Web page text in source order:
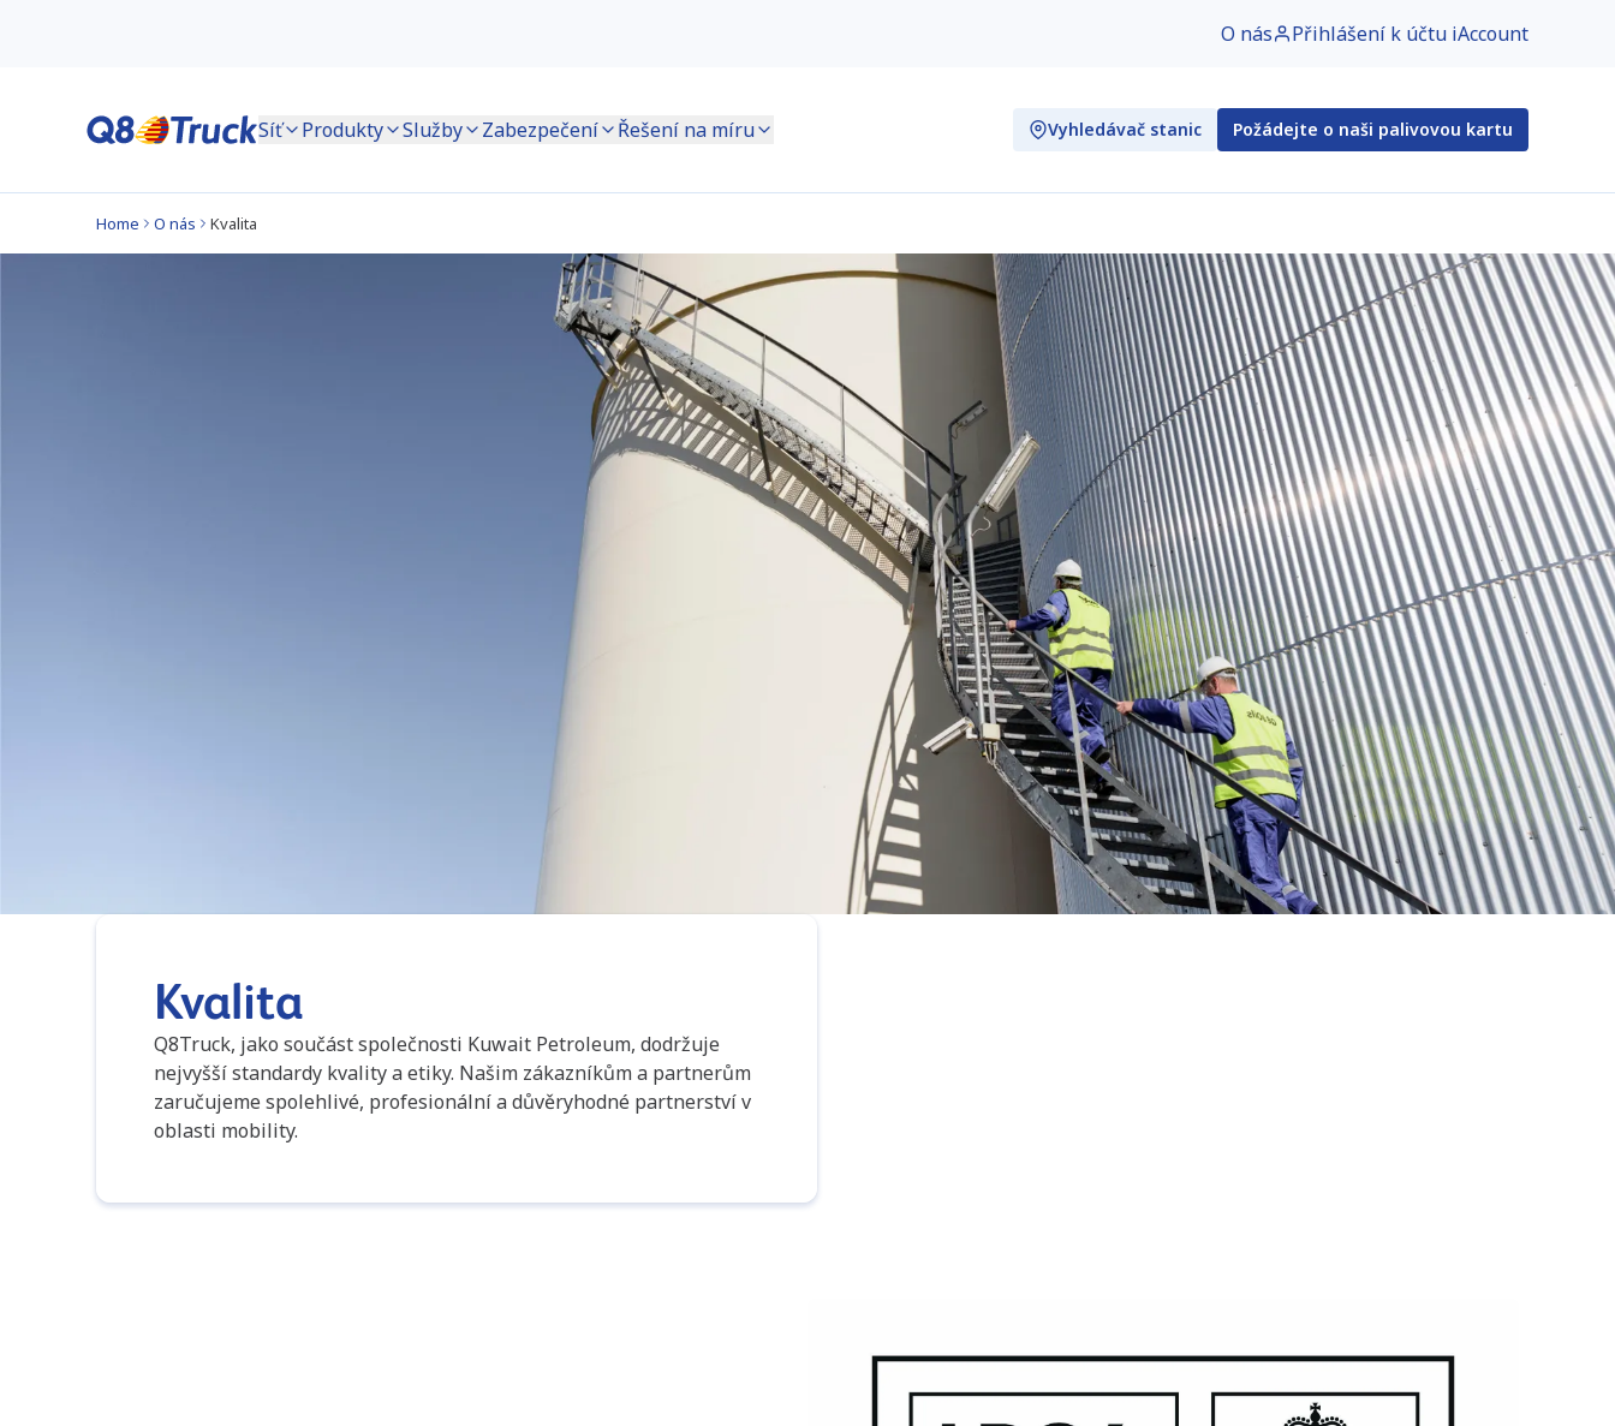
O nás Přihlášení k účtu iAccount
Síť Produkty Služby Zabezpečení Řešení na míru Vyhledávač stanic Požádejte o naši palivovou kartu
Home O nás Kvalita
Kvalita
Q8Truck, jako součást společnosti Kuwait Petroleum, dodržuje
nejvyšší standardy kvality a etiky. Našim zákazníkům a partnerům
zaručujeme spolehlivé, profesionální a důvěryhodné partnerství v
oblasti mobility.